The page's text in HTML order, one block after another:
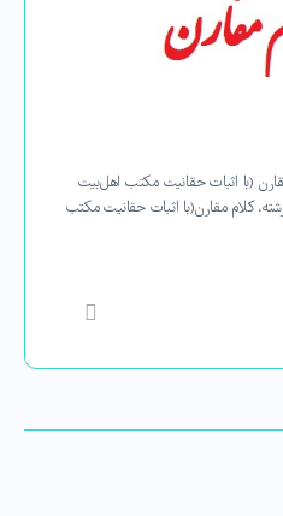
(با اثبات حقانیت مكتب اهل‌بیت
عنوان عنوان رشته، کلام مقارن(با اثبات حقانیت مكتب